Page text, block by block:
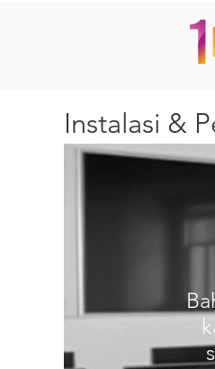
Instalasi &